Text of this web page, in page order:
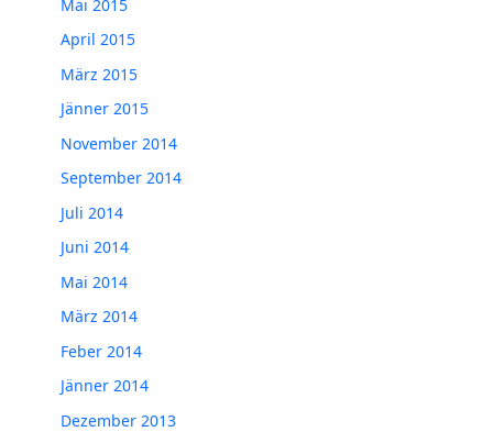
Mai 2015
April 2015
März 2015
Jänner 2015
November 2014
September 2014
Juli 2014
Juni 2014
Mai 2014
März 2014
Feber 2014
Jänner 2014
Dezember 2013